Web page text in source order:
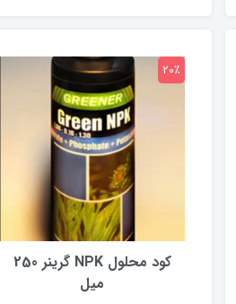
کود محلول NPK گرینر 250
میل
20٪